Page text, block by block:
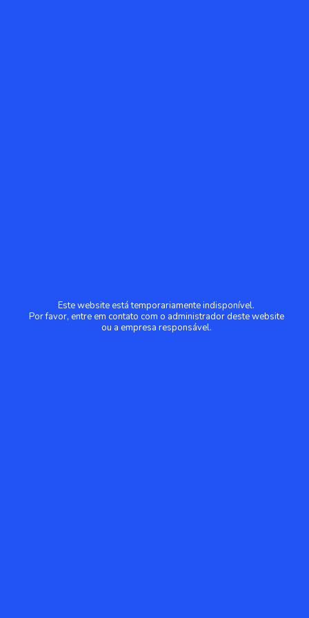
Este website está temporariamente indisponível.
Por favor, entre em contato com o administrador deste website
ou a empresa responsável.